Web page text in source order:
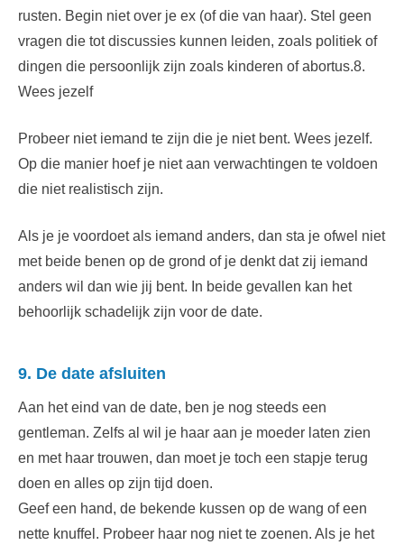
rusten. Begin niet over je ex (of die van haar). Stel geen
vragen die tot discussies kunnen leiden, zoals politiek of
dingen die persoonlijk zijn zoals kinderen of abortus.8.
Wees jezelf
Probeer niet iemand te zijn die je niet bent. Wees jezelf.
Op die manier hoef je niet aan verwachtingen te voldoen
die niet realistisch zijn.
Als je je voordoet als iemand anders, dan sta je ofwel niet
met beide benen op de grond of je denkt dat zij iemand
anders wil dan wie jij bent. In beide gevallen kan het
behoorlijk schadelijk zijn voor de date.
9. De date afsluiten
Aan het eind van de date, ben je nog steeds een
gentleman. Zelfs al wil je haar aan je moeder laten zien
en met haar trouwen, dan moet je toch een stapje terug
doen en alles op zijn tijd doen.
Geef een hand, de bekende kussen op de wang of een
nette knuffel. Probeer haar nog niet te zoenen. Als je het